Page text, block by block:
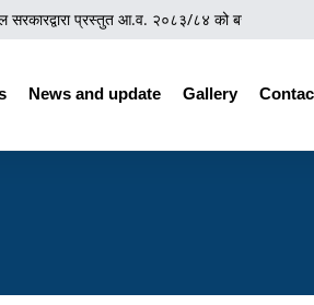
प्रस्तुत आ.व. २०८३/८४ को बजेटसम्बन्धी
News and update Gallery